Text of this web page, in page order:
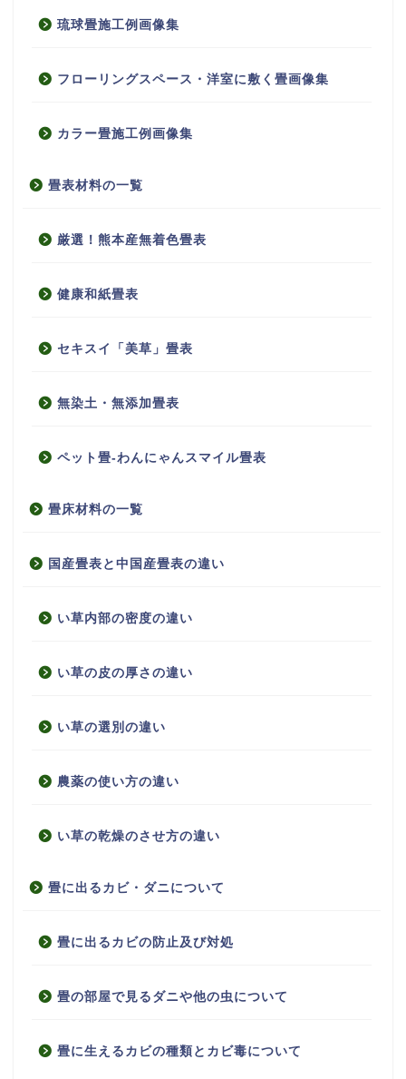
琉球畳施工例画像集
フローリングスペース・洋室に敷く畳画像集
カラー畳施工例画像集
畳表材料の一覧
厳選！熊本産無着色畳表
健康和紙畳表
セキスイ「美草」畳表
無染土・無添加畳表
ペット畳-わんにゃんスマイル畳表
畳床材料の一覧
国産畳表と中国産畳表の違い
い草内部の密度の違い
い草の皮の厚さの違い
い草の選別の違い
農薬の使い方の違い
い草の乾燥のさせ方の違い
畳に出るカビ・ダニについて
畳に出るカビの防止及び対処
畳の部屋で見るダニや他の虫について
畳に生えるカビの種類とカビ毒について